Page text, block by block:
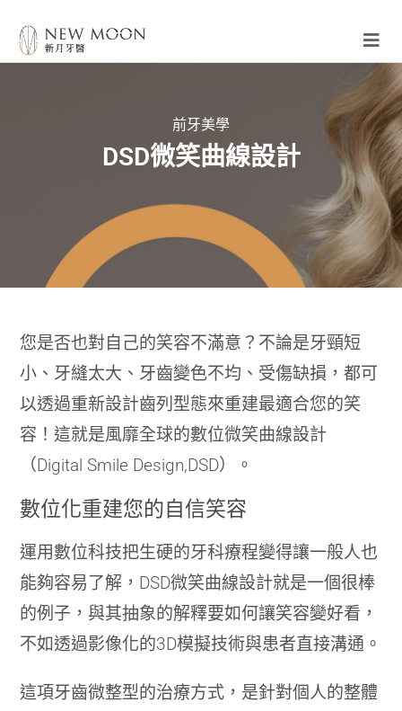
前牙美學
DSD微笑曲線設計
您是否也對自己的笑容不滿意？不論是牙頸短
小、牙縫太大、牙齒變色不均、受傷缺損，都可
以透過重新設計齒列型態來重建最適合您的笑
容！這就是風靡全球的數位微笑曲線設計
（Digital Smile Design,DSD）。
數位化重建您的自信笑容
運用數位科技把生硬的牙科療程變得讓一般人也
能夠容易了解，DSD微笑曲線設計就是一個很棒
的例子，與其抽象的解釋要如何讓笑容變好看，
不如透過影像化的3D模擬技術與患者直接溝通。
這項牙齒微整型的治療方式，是針對個人的整體